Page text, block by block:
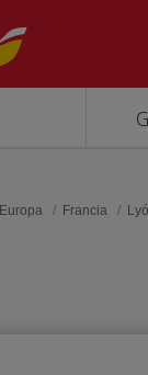
Europa Francia